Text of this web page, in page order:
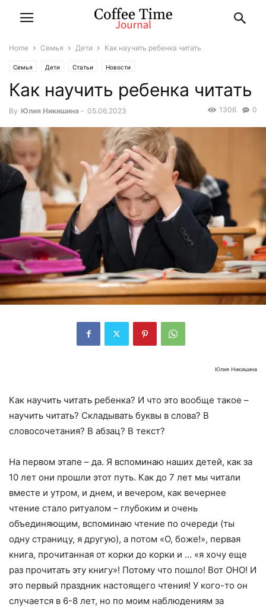
Home Семья Дети Как научить ребенка читать
Семья Дети Статьи Новости
Как научить ребенка читать
By Юлия Никишина - 05.06.2023 0
1306
Юлия Никишина
Как научить читать ребенка? И что это вообще такое –
научить читать? Складывать буквы в слова? В
словосочетания? В абзац? В текст?
На первом этапе – да. Я вспоминаю наших детей, как за
10 лет они прошли этот путь. Как до 7 лет мы читали
вместе и утром, и днем, и вечером, как вечернее
чтение стало ритуалом – глубоким и очень
объединяющим, вспоминаю чтение по очереди (ты
одну страницу, я другую), а потом «О, боже!», первая
книга, прочитанная от корки до корки и … «я хочу еще
раз прочитать эту книгу»! Потому что пошло! Вот ОНО! И
это первый праздник настоящего чтения! У кого-то он
случается в 6-8 лет, но по моим наблюдениям за